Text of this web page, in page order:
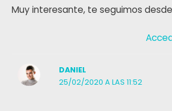
Muy interesante, te seguimos
DANIEL
25/02/2020 A LAS 11:52